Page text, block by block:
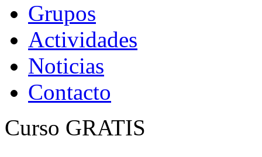
Grupos
Actividades
Noticias
Contacto
Curso GRATIS